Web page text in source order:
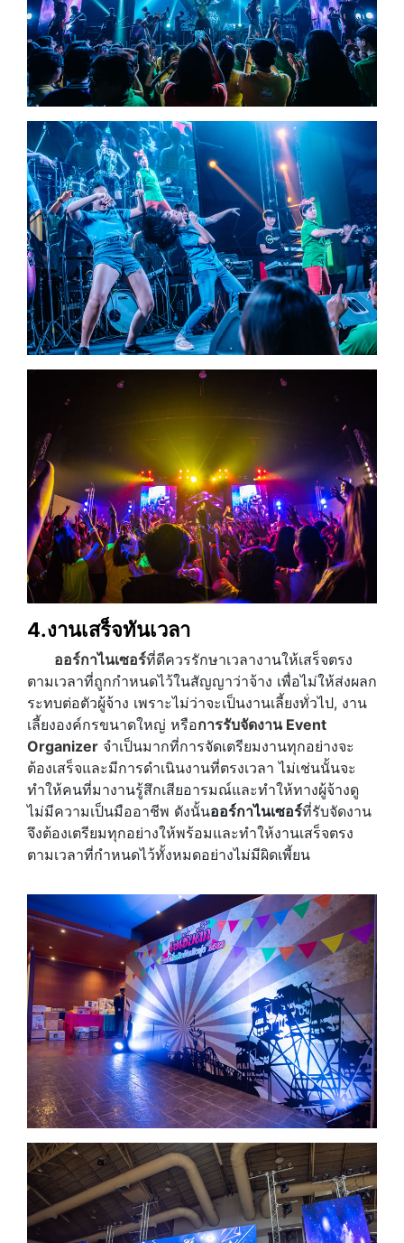
4.งานเสร็จทันเวลา
ออร์กาไนเซอร์ที่ดีควรรักษาเวลางานให้เสร็จตรง
ตามเวลาที่ถูกกำหนดไว้ในสัญญาว่าจ้าง เพื่อไม่ให้ส่งผลก
ระทบต่อตัวผู้จ้าง เพราะไม่ว่าจะเป็นงานเลี้ยงทั่วไป, งาน
เลี้ยงองค์กรขนาดใหญ่ หรือการรับจัดงาน Event
Organizer จำเป็นมากที่การจัดเตรียมงานทุกอย่างจะ
ต้องเสร็จและมีการดำเนินงานที่ตรงเวลา ไม่เช่นนั้นจะ
ทำให้คนที่มางานรู้สึกเสียอารมณ์และทำให้ทางผู้จ้างดู
ไม่มีความเป็นมืออาชีพ ดังนั้นออร์กาไนเซอร์ที่รับจัดงาน
จึงต้องเตรียมทุกอย่างให้พร้อมและทำให้งานเสร็จตรง
ตามเวลาที่กำหนดไว้ทั้งหมดอย่างไม่มีผิดเพี้ยน